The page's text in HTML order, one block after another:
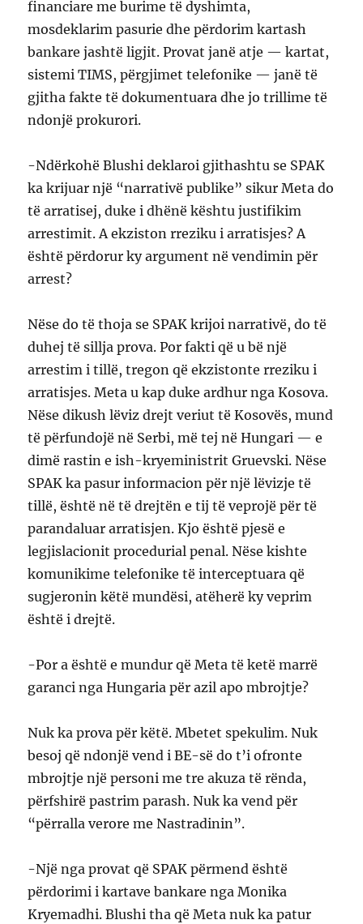
financiare me burime të dyshimta,
mosdeklarim pasurie dhe përdorim kartash
bankare jashtë ligjit. Provat janë atje — kartat,
sistemi TIMS, përgjimet telefonike — janë të
gjitha fakte të dokumentuara dhe jo trillime të
ndonjë prokurori.
-Ndërkohë Blushi deklaroi gjithashtu se SPAK
ka krijuar një “narrativë publike” sikur Meta do
të arratisej, duke i dhënë kështu justifikim
arrestimit. A ekziston rreziku i arratisjes? A
është përdorur ky argument në vendimin për
arrest?
Nëse do të thoja se SPAK krijoi narrativë, do të
duhej të sillja prova. Por fakti që u bë një
arrestim i tillë, tregon që ekzistonte rreziku i
arratisjes. Meta u kap duke ardhur nga Kosova.
Nëse dikush lëviz drejt veriut të Kosovës, mund
të përfundojë në Serbi, më tej në Hungari — e
dimë rastin e ish-kryeministrit Gruevski. Nëse
SPAK ka pasur informacion për një lëvizje të
tillë, është në të drejtën e tij të veprojë për të
parandaluar arratisjen. Kjo është pjesë e
legjislacionit procedurial penal. Nëse kishte
komunikime telefonike të interceptuara që
sugjeronin këtë mundësi, atëherë ky veprim
është i drejtë.
-Por a është e mundur që Meta të ketë marrë
garanci nga Hungaria për azil apo mbrojtje?
Nuk ka prova për këtë. Mbetet spekulim. Nuk
besoj që ndonjë vend i BE-së do t’i ofronte
mbrojtje një personi me tre akuza të rënda,
përfshirë pastrim parash. Nuk ka vend për
“përralla verore me Nastradinin”.
-Një nga provat që SPAK përmend është
përdorimi i kartave bankare nga Monika
Kryemadhi. Blushi tha që Meta nuk ka patur